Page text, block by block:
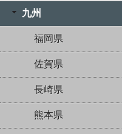
九州
福岡県
佐賀県
長崎県
熊本県